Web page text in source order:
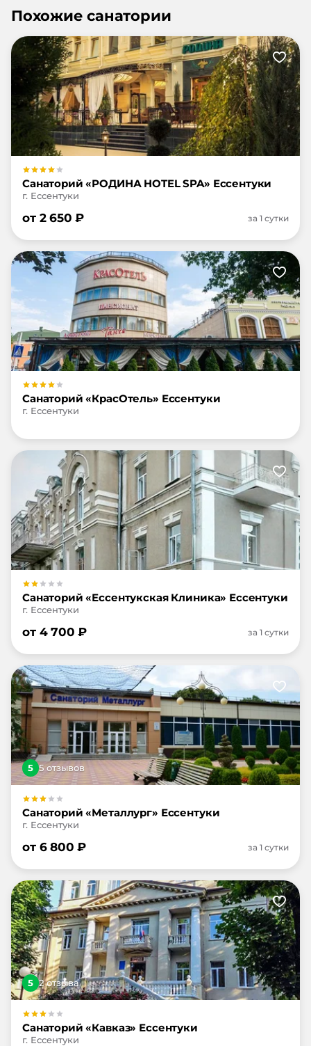
Похожие санатории
Санаторий «РОДИНА HOTEL SPA» Ессентуки
г. Ессентуки
от 2 650 ₽ за 1 сутки
Санаторий «КрасОтель» Ессентуки
г. Ессентуки
Санаторий «Ессентукская Клиника» Ессентуки
г. Ессентуки
от 4 700 ₽ за 1 сутки
5 5отзывов
Санаторий «Металлург» Ессентуки
г. Ессентуки
от 6 800 ₽ за 1 сутки
5 2отзыва
Санаторий «Кавказ» Ессентуки
г. Ессентуки